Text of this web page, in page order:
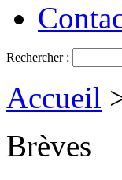
Rechercher :
Accueil
Brèves